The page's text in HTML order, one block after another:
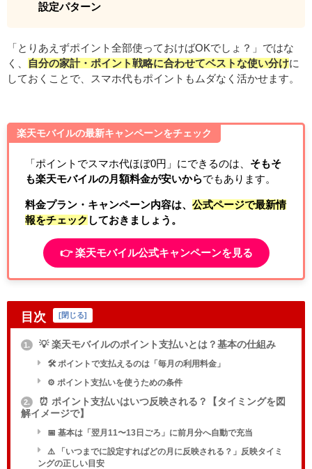
設定パターン
「とりあえずポイント全部使っておけばOKでしょ？」ではな
く、
自分の家計・ポイント戦略に合わせてベストな使い分けに
しておくことで、スマホ代もポイントもムダなく活かせます。
楽天モバイルの最新キャンペーンをチェック
「ポイントでスマホ代ほぼ0円」にできるのは、 そもそ
も楽天モバイルの月額料金が安いからでもあります。
料金プラン・キャンペーン内容は、 公式ページで最新情
報をチェック しておきましょう。
👉️ 楽天モバイル公式キャンペーンを見る
目次 [閉じる]
1. 💡 楽天モバイルのポイント支払いとは？基本の仕組み
🛠️ ポイントで支払えるのは「毎月の利用料金」
⚙️ ポイント支払いを使うための条件
2.
⏰ ポイント支払いはいつ反映される？【タイミングを図
解イメージで】
📅 基本は「翌月11〜13日ごろ」に前月分へ自動で充当
⚠️ 「いつまでに設定すればどの月に反映される？」反映タイミ
ングの正しい目安